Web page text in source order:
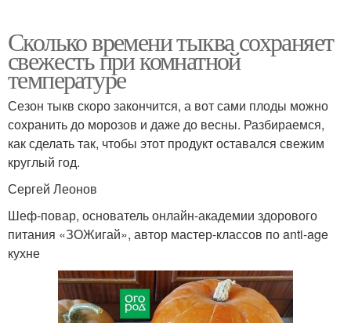
Сколько времени тыква сохраняет
свежесть при комнатной
температуре
Сезон тыкв скоро закончится, а вот сами плоды можно
сохранить до морозов и даже до весны. Разбираемся,
как сделать так, чтобы этот продукт оставался свежим
круглый год.
Сергей Леонов
Шеф-повар, основатель онлайн-академии здорового
питания «ЗОЖигай», автор мастер-классов по anti-age
кухне